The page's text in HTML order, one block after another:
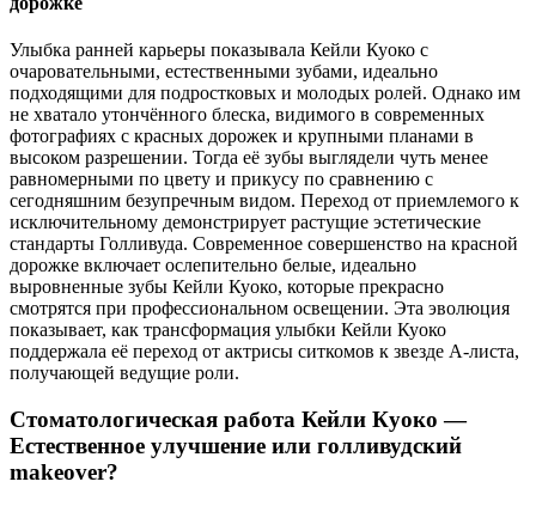
Улыбка ранней карьеры показывала Кейли Куоко с
очаровательными, естественными зубами, идеально
подходящими для подростковых и молодых ролей. Однако им
не хватало утончённого блеска, видимого в современных
фотографиях с красных дорожек и крупными планами в
высоком разрешении. Тогда её зубы выглядели чуть менее
равномерными по цвету и прикусу по сравнению с
сегодняшним безупречным видом. Переход от приемлемого к
исключительному демонстрирует растущие эстетические
стандарты Голливуда. Современное совершенство на красной
дорожке включает ослепительно белые, идеально
выровненные зубы Кейли Куоко, которые прекрасно
смотрятся при профессиональном освещении. Эта эволюция
показывает, как трансформация улыбки Кейли Куоко
поддержала её переход от актрисы ситкомов к звезде А-листа,
получающей ведущие роли.
Стоматологическая работа Кейли Куоко —
Естественное улучшение или голливудский
makeover?